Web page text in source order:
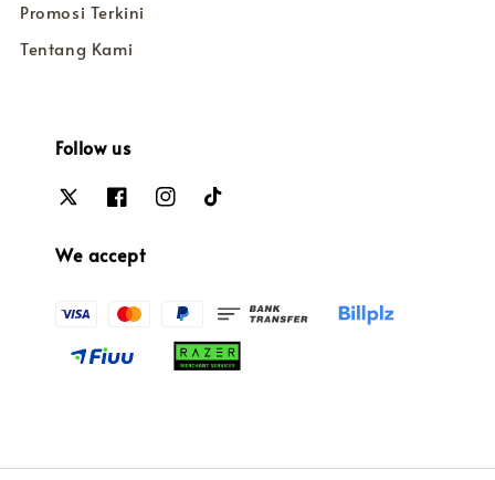
Promosi Terkini
Tentang Kami
Follow us
We accept